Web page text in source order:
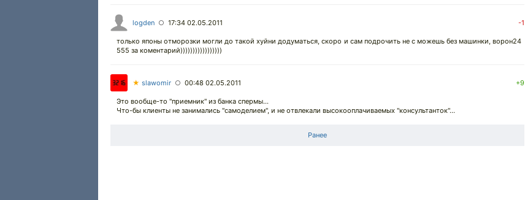
logden ○ 17:34 02.05.2011 -1
только японы отморозки могли до такой хуйни додуматься, скоро и сам подрочить не с можешь без машинки, ворон24
555 за коментарий)))))))))))))))))
★ slawomir ○ 00:48 02.05.2011 +9
Это вообще-то "приемник" из банка спермы...
Что-бы клиенты не занимались "самоделием", и не отвлекали высокооплачиваемых "консультанток"...
Ранее